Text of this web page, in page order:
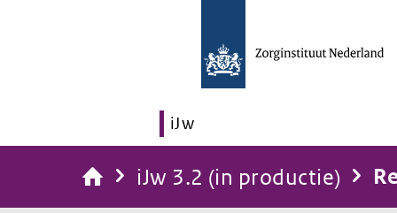
iJw
iJw 3.2 (in productie)